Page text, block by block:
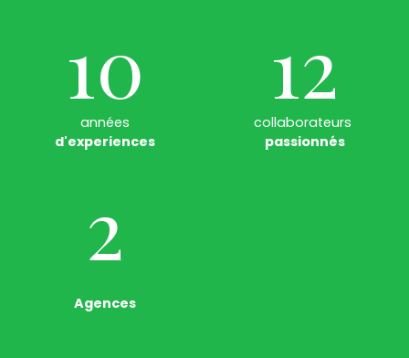
10
années
d'experiences
12
collaborateurs
passionnés
2
Agences